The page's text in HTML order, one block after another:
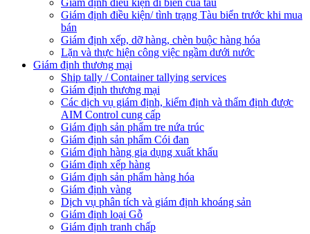
Giám định điều kiện đi biển của tàu
Giám định điều kiện/ tình trạng Tàu biển trước khi mua
bán
Giám định xếp, dỡ hàng, chèn buộc hàng hóa
Lặn và thực hiện công việc ngầm dưới nước
Giám định thương mại
Ship tally / Container tallying services
Giám định thương mại
Các dịch vụ giám định, kiểm định và thẩm định được
AIM Control cung cấp
Giám định sản phẩm tre nứa trúc
Giám định sản phẩm Cói đan
Giám định hàng gia dụng xuất khẩu
Giám định xếp hàng
Giám định sản phẩm hàng hóa
Giám định vàng
Dịch vụ phân tích và giám định khoáng sản
Giám định loại Gỗ
Giám định tranh chấp